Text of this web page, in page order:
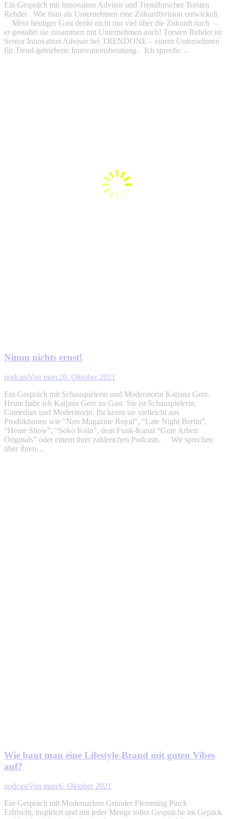
Ein Gespräch mit Innovation Advisor und Trendforscher Torsten
Rehder Wie man als Unternehmen eine Zukunftsvision entwickelt.
Mein heutiger Gast denkt nicht nur viel über die Zukunft nach –
er gestaltet sie zusammen mit Unternehmen auch! Torsten Rehder ist
Senior Innovation Advisor bei TRENDONE – einem Unternehmen
für Trend-getriebene Innovationsberatung. Ich spreche…
Nimm nichts ernst!
podcastVon marc20. Oktober 2021
Ein Gespräch mit Schauspielerin und Moderatorin Katjana Gerz.
Heute habe ich Katjana Gerz zu Gast. Sie ist Schauspielerin,
Comedian und Moderatorin. Ihr kennt sie vielleicht aus
Produktionen wie “Neo Magazine Royal”, “Late Night Berlin”,
“Heute Show”, “Soko Köln”, dem Funk-Kanal “Gute Arbeit
Originals” oder einem ihrer zahlreichen Podcasts. Wir sprechen
über ihren…
Wie baut man eine Lifestyle-Brand mit guten Vibes
auf?
podcastVon marc6. Oktober 2021
Ein Gespräch mit Modemarken Gründer Flemming Pinck
Erfrischt, inspiriert und mit jeder Menge toller Gespräche im Gepäck